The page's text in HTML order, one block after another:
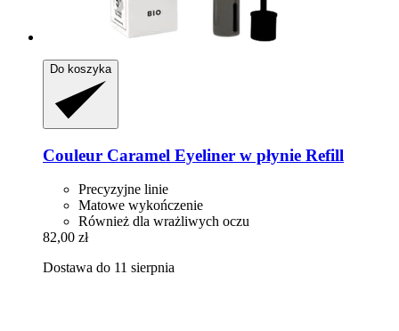
Do koszyka
Couleur Caramel Eyeliner w płynie Refill
Precyzyjne linie
Matowe wykończenie
Również dla wrażliwych oczu
82,00 zł
Dostawa do 11 sierpnia